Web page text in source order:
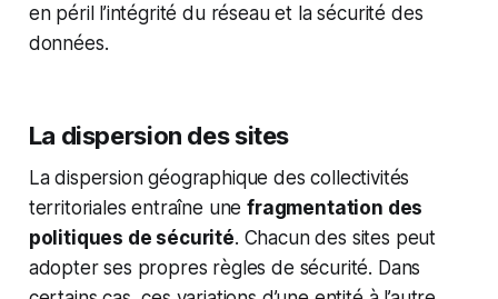
en péril l’intégrité du réseau et la sécurité des
données.
La dispersion des sites
La dispersion géographique des collectivités
territoriales entraîne unefragmentation des
politiques de sécurité. Chacun des sites peut
adopter ses propres règles de sécurité. Dans